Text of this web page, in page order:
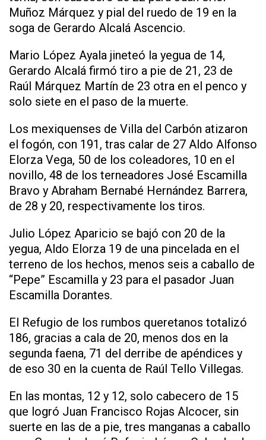
Muñoz Márquez y pial del ruedo de 19 en la
soga de Gerardo Alcalá Ascencio.
Mario López Ayala jineteó la yegua de 14,
Gerardo Alcalá firmó tiro a pie de 21, 23 de
Raúl Márquez Martín de 23 otra en el penco y
solo siete en el paso de la muerte.
Los mexiquenses de Villa del Carbón atizaron
el fogón, con 191, tras calar de 27 Aldo Alfonso
Elorza Vega, 50 de los coleadores, 10 en el
novillo, 48 de los terneadores José Escamilla
Bravo y Abraham Bernabé Hernández Barrera,
de 28 y 20, respectivamente los tiros.
Julio López Aparicio se bajó con 20 de la
yegua, Aldo Elorza 19 de una pincelada en el
terreno de los hechos, menos seis a caballo de
“Pepe” Escamilla y 23 para el pasador Juan
Escamilla Dorantes.
El Refugio de los rumbos queretanos totalizó
186, gracias a cala de 20, menos dos en la
segunda faena, 71 del derribe de apéndices y
de eso 30 en la cuenta de Raúl Tello Villegas.
En las montas, 12 y 12, solo cabecero de 15
que logró Juan Francisco Rojas Alcocer, sin
suerte en las de a pie, tres manganas a caballo